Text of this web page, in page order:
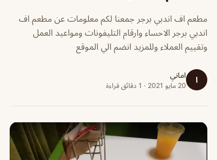
مطعم اف اندبي برجر جمعنا لكم معلومات عن مطعم اف
اندبي برجر الاحساء وارقام التليفونات ومواعيد العمل
وتقييم العملاء وللمزيد انضم الي الموقع
ا اماني
20 مايو 2021 · 1 دقائق قراءة